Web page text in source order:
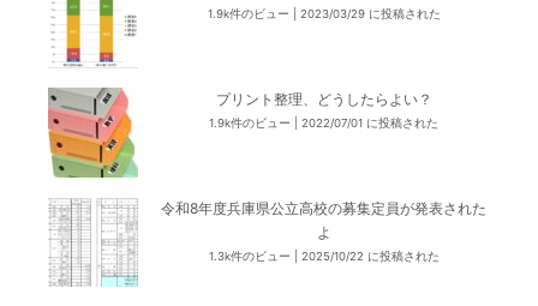
1.9k件のビュー 2023/03/29 に投稿された
プリント整理、どうしたらよい？
1.9k件のビュー 2022/07/01 に投稿された
令和8年度兵庫県公立高校の募集定員が発表された
よ
1.3k件のビュー 2025/10/22 に投稿された